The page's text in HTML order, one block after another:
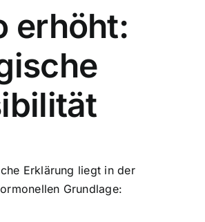
erhöht:
Erklärung liegt in der
Grundlage: